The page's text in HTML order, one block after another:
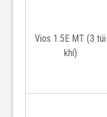
Vios 1.5E MT (3 túi
khí)